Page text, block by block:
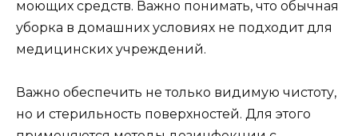
моющих средств. Важно понимать, что обычная
уборка в домашних условиях не подходит для
медицинских учреждений.
Важно обеспечить не только видимую чистоту,
но и стерильность поверхностей. Для этого